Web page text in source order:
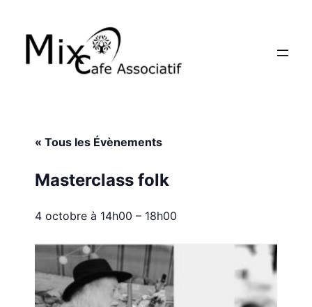
« Tous les Évènements
Masterclass folk
4 octobre à 14h00 – 18h00